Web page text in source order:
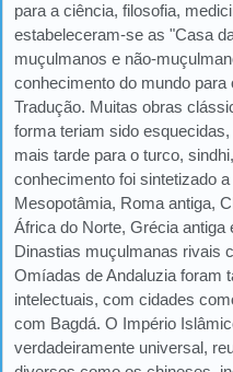
para a ciência, filosofia,
estabeleceram-se as "Casa
muçulmanos e não-
conhecimento do mundo
Tradução. Muitas obras
forma teriam sido
mais tarde para o turco,
conhecimento foi sintetizado
Mesopotâmia, Roma antiga,
África do Norte, Grécia antiga
Dinastias muçulmanas rivais
Omíadas de Andaluzia foram
intelectuais, com cidades
com Bagdá. O Império
verdadeiramente universal,